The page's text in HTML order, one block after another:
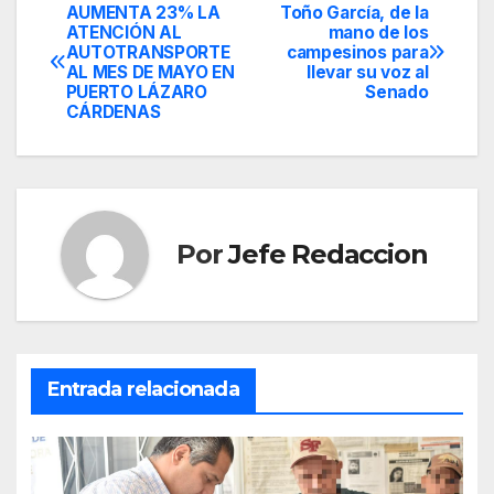
Navegación
de
entradas
Toño García, de la
mano de los
campesinos para
llevar su voz al
Senado
AUMENTA 23% LA
ATENCIÓN AL
AUTOTRANSPORTE
AL MES DE MAYO EN
PUERTO LÁZARO
CÁRDENAS
PorJefe Redaccion
Entrada relacionada